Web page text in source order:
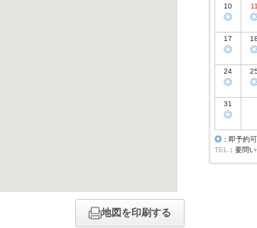
地図を印刷する
10
◎
11
17
◎
18
24
◎
25
31
◎
◎ ：即予約可
TEL
：要問